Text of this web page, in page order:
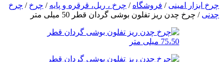
چرخ ابزار امینی / فروشگاه / چرخ ، ریل، قرقره و پایه / چرخ / چرخ
چدنی / چرخ چدن ریز تفلون بوشی گردان قطر 50 میلی متر